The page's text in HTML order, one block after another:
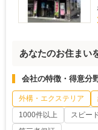
あなたのお住まい
会社の特徴・得意分
外構・エクステリア
1000件以上
スピー